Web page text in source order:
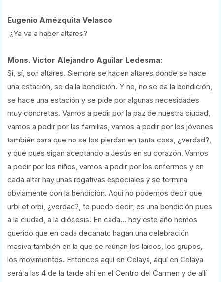
Eugenio Amézquita Velasco
¿Ya va a haber altares?
Mons. Víctor Alejandro Aguilar Ledesma:
Sí, sí, son altares. Siempre se hacen altares donde se hace
una estación, se da la bendición. Y no, no se da la bendición,
se hace una estación y se pide por algunas necesidades
muy concretas. Vamos a pedir por la paz de nuestra ciudad,
vamos a pedir por las familias, vamos a pedir por los jóvenes
también para que no se los pierdan en tanta cosa, ¿verdad?,
y que pues sigan aceptando a Jesús en su corazón. Vamos
a pedir por los niños, vamos a pedir por los enfermos y en
cada altar hay unas rogativas especiales y se termina
obviamente con la bendición. Aquí no podemos decir que
urbi et orbi, ¿verdad?, te puedo decir, es una bendición pues
a la ciudad, a la diócesis. En cada... hoy este año hemos
querido que en cada decanato hagan una celebración
masiva también en la que se reúnan los laicos, los grupos,
los movimientos. Entonces aquí en Celaya, aquí en Celaya
será a las 4 de la tarde ahí en el Centro del Carmen y de allí